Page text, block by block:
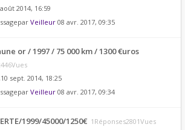
2014, 16:59
Veilleur 08 avr. 2017, 09:35
or / 1997 / 75 000 km / 1300 €uros
sept. 2014, 18:25
Veilleur 08 avr. 2017, 09:34
1999/45000/1250€ 1Réponses2801Vues